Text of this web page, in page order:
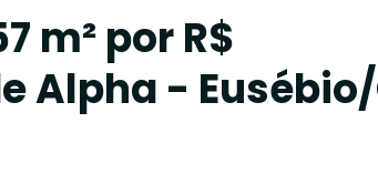
m² por R$
Alpha - Eusébio/